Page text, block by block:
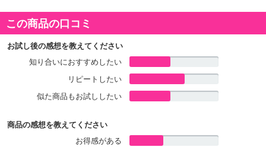
この商品の口コミ
お試し後の感想を教えてください
知り合いにおすすめしたい
リピートしたい
似た商品もお試ししたい
商品の感想を教えてください
お得感がある